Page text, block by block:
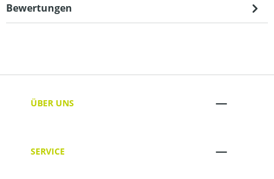
Bewertungen
ÜBER UNS
SERVICE